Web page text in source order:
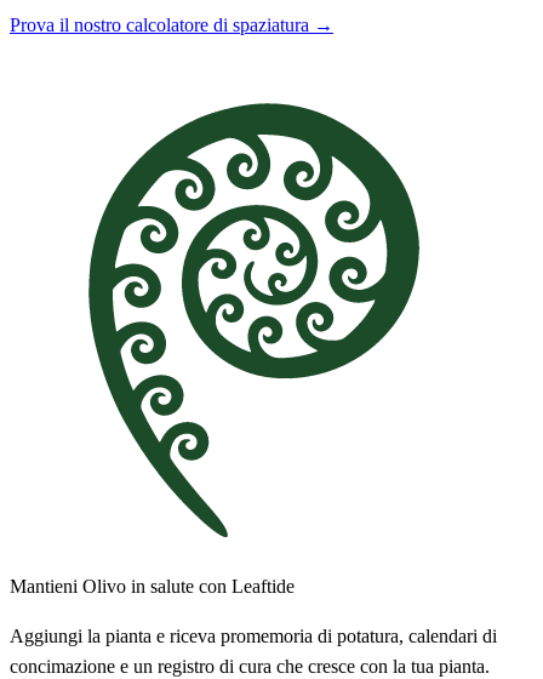
Prova il nostro calcolatore di spaziatura →
Mantieni Olivo in salute con Leaftide
Aggiungi la pianta e riceva promemoria di potatura, calendari di
concimazione e un registro di cura che cresce con la tua pianta.